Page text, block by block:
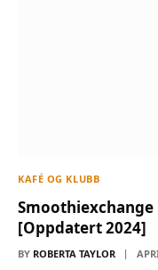
KAFÉ OG KLUBB
[Oppdatert 2024]
BY ROBERTA TAYLOR